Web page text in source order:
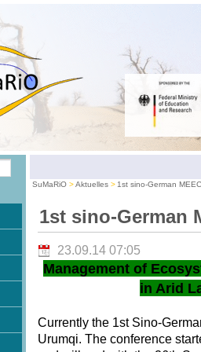
SuMaRiO Aktuelles 1st sino-German
1st sino-German
23.09.14 07:05
Management of
in Arid
Currently the 1st Sino-
Urumqi. The conference